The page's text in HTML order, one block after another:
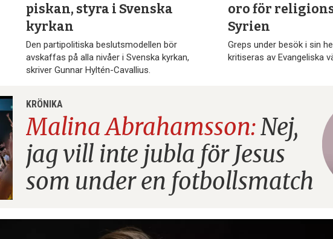
piskan, styra i Svenska
kyrkan
Den partipolitiska beslutsmodellen bör
avskaffas på alla nivåer i Svenska kyrkan,
skriver Gunnar Hyltén-Cavallius.
oro för
Syrien
Greps under besök i sin
kritiseras av Evangeliska
KRÖNIKA
Malina Abrahamsson:Nej,
jag vill inte jubla för Jesus
som under en fotbollsmatch